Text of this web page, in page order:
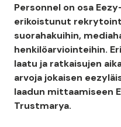
Personnel on osa
erikoistunut
suorahakuihin,
henkilöarviointeihin.
laatu ja ratkaisujen
arvoja jokaisen
laadun mittaamiseen
Trustmarya.